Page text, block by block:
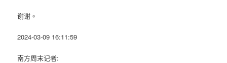
谢谢。
2024-03-09 16:11:59
南方周末记者: